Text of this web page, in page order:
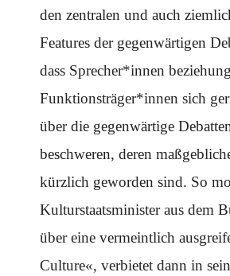
Ausgabe 221
Ausgabe 219
Ausgabe 218
Ausgabe 217
Ausgabe 216
den zentralen und auch
Features der gegenwärtigen
dass Sprecher*innen
Funktionsträger*innen sich
über die gegenwärtige
beschweren, deren
kürzlich geworden sind. So
Kulturstaatsminister aus dem
über eine vermeintlich
Culture«, verbietet dann in